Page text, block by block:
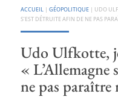
ACCUEIL | GÉOPOLITIQUE| UDO
S’EST DÉTRUITE AFIN DE NE PAS
Udo Ulfkotte,
« L’Allemagne
ne pas paraître